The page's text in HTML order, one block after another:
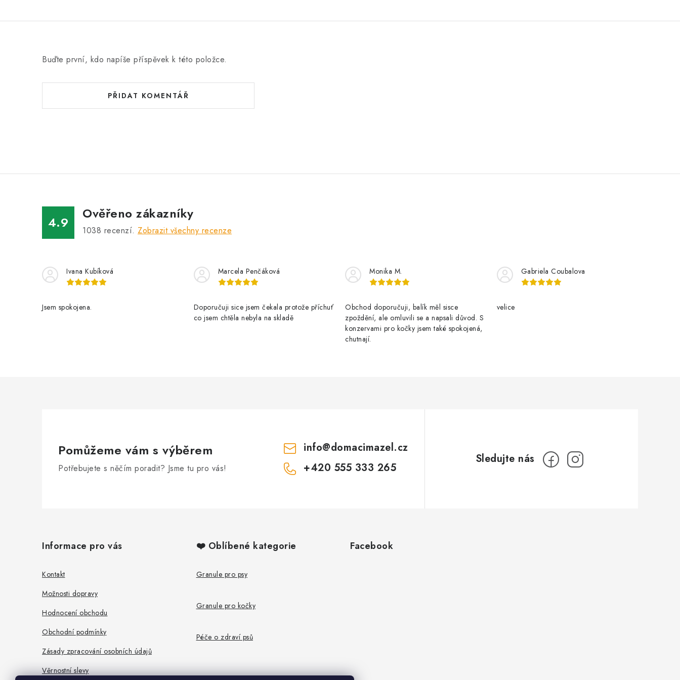
Buďte první, kdo napíše příspěvek k této položce.
PŘIDAT KOMENTÁŘ
4.9
Ověřeno zákazníky
1038 recenzí. Zobrazit všechny recenze
Ivana Kubíková
Jsem spokojena.
Marcela Penčáková
Doporučuji sice jsem čekala protože příchuť
co jsem chtěla nebyla na skladě
Monika M.
Obchod doporučuji, balík měl sisce
zpoždění, ale omluvili se a napsali důvod. S
konzervami pro kočky jsem také spokojená,
chutnají.
Gabriela Coubalova
velice
Pomůžeme vám s výběrem
Potřebujete s něčím poradit? Jsme tu pro vás!
info@domacimazel.cz
+420 555 333 265
Informace pro vás
Kontakt
Možnosti dopravy
Hodnocení obchodu
Obchodní podmínky
Zásady zpracování osobních údajů
Věrnostní slevy
❤️ Oblíbené kategorie
Granule pro psy
Granule pro kočky
Péče o zdraví psů
Facebook